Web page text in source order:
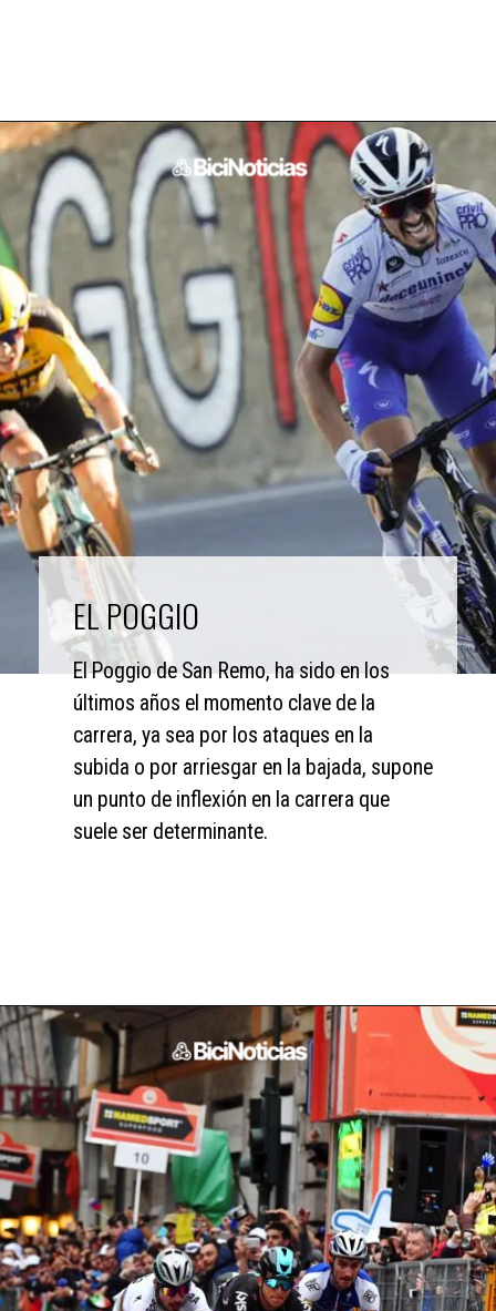
El Poggio de San Remo, ha sido en los
últimos años el momento clave de la
carrera, ya sea por los ataques en la
subida o por arriesgar en la bajada, supone
un punto de inflexión en la carrera que
suele ser determinante.
EL POGGIO